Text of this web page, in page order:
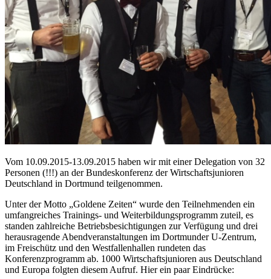
Vom 10.09.2015-13.09.2015 haben wir mit einer Delegation von 32
Personen (!!!) an der Bundeskonferenz der Wirtschaftsjunioren
Deutschland in Dortmund teilgenommen.
Unter der Motto „Goldene Zeiten“ wurde den Teilnehmenden ein
umfangreiches Trainings- und Weiterbildungsprogramm zuteil, es
standen zahlreiche Betriebsbesichtigungen zur Verfügung und drei
herausragende Abendveranstaltungen im Dortmunder U-Zentrum,
im Freischütz und den Westfallenhallen rundeten das
Konferenzprogramm ab. 1000 Wirtschaftsjunioren aus Deutschland
und Europa folgten diesem Aufruf. Hier ein paar Eindrücke: